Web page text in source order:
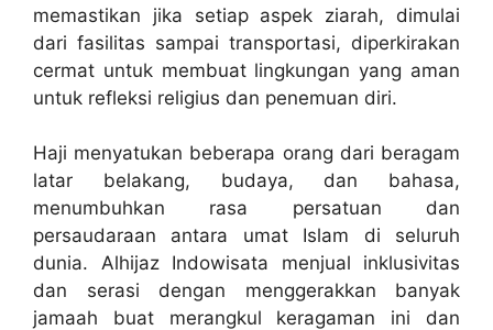
memastikan jika setiap aspek ziarah, dimulai
dari fasilitas sampai transportasi, diperkirakan
cermat untuk membuat lingkungan yang aman
untuk refleksi religius dan penemuan diri.
Haji menyatukan beberapa orang dari beragam
latar belakang, budaya, dan bahasa,
menumbuhkan rasa persatuan dan
persaudaraan antara umat Islam di seluruh
dunia. Alhijaz Indowisata menjual inklusivitas
dan serasi dengan menggerakkan banyak
jamaah buat merangkul keragaman ini dan